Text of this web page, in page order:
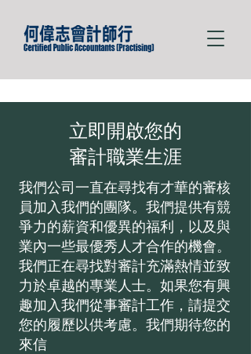
立即開啟您的
審計職業生涯
我們公司一直在尋找有才華的審核
員加入我們的團隊。我們提供有競
爭力的薪資和優異的福利，以及與
業內一些最優秀人才合作的機會。
我們正在尋找對審計充滿熱情並致
力於卓越的專業人士。如果您有興
趣加入我們從事審計工作，請提交
您的履歷以供考慮。我們期待您的
來信